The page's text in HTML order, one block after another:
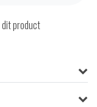
product